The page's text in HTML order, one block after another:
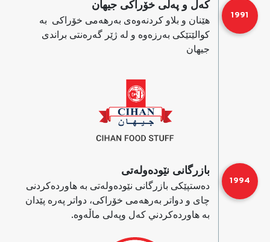
1991
كه‌ل و په‌لی خۆراكی جیهان
هێنان و بلاو كردنه‌وەی به‌رهه‌می خۆراكی به‌
كوالێتێكی به‌رزه‌وه و له‌ ژێر گه‌ره‌نتی براندی
جیهان
1994
بازرگانی نێوده‌وله‌تی
ده‌ستپێكی بازرگانی نێوده‌وله‌تی به‌ هاورده‌كردنی
چای و دواتر به‌رهه‌می خۆراكی، دواتر په‌ره‌ پێدان
به‌ هاوردەکردني كه‌ل وپه‌لی ماڵه‌وه‌.